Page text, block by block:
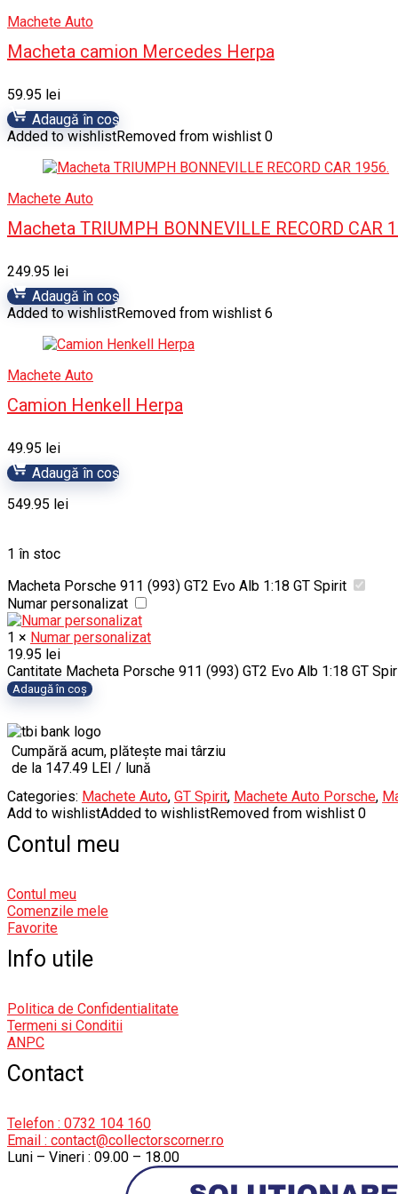
Machete Auto
Macheta camion Mercedes Herpa
59.95 lei
Adaugă în coș
Added to wishlistRemoved from wishlist 0
Machete Auto
Macheta TRIUMPH BONNEVILLE RECORD CAR
249.95 lei
Adaugă în coș
Added to wishlistRemoved from wishlist 6
Machete Auto
Camion Henkell Herpa
49.95 lei
Adaugă în coș
549.95 lei
1 în stoc
Macheta Porsche 911 (993) GT2 Evo Alb 1:18 GT Spirit
Numar personalizat
1 × Numar personalizat
19.95 lei
Cantitate Macheta Porsche 911 (993) GT2 Evo Alb 1:18 GT
Adaugă în coș
Cumpără acum, plătește mai târziu
de la 147.49 LEI / lună
Categories: Machete Auto, GT Spirit, Machete Auto Porsche,
Add to wishlistAdded to wishlistRemoved from wishlist 0
Contul meu
Contul meu
Comenzile mele
Favorite
Info utile
Politica de Confidentialitate
Termeni si Conditii
ANPC
Contact
Telefon : 0732 104 160
Email : contact@collectorscorner.ro
Luni – Vineri : 09.00 – 18.00